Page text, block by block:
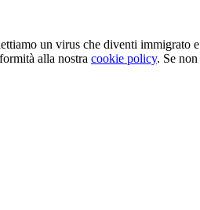
un virus che diventi immigrato
alla nostra cookie policy. Se